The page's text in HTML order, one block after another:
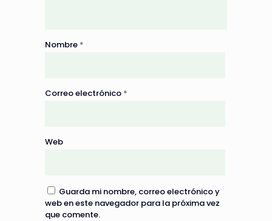
Nombre *
Correo electrónico *
Web
Guarda mi nombre, correo electrónico y
web en este navegador para la próxima vez
que comente.